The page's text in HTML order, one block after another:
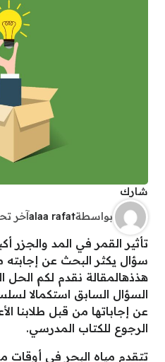
شارك
بواسطةalaa rafatآخر
تأثير القمر في المد والجزر
سؤال يكثر البحث عن إجابته
هذذهالمقالة نقدم لكم
السؤال السابق استكمالا
عن إجاباتها من قبل طلابنا
الرجوع للكتاب المدرسي.
تتقدم مياه البحر في أوقات